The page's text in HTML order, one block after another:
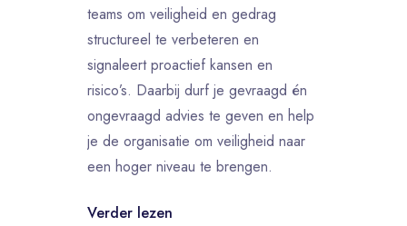
teams om veiligheid en gedrag
structureel te verbeteren en
signaleert proactief kansen en
risico’s. Daarbij durf je gevraagd én
ongevraagd advies te geven en help
je de organisatie om veiligheid naar
een hoger niveau te brengen.
Belangrijke taken:
Verder lezen